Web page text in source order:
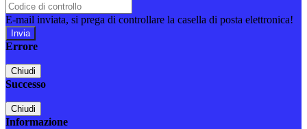
E-mail inviata, si prega di controllare la casella di posta elettronica!
Errore
Chiudi
Successo
Chiudi
Informazione